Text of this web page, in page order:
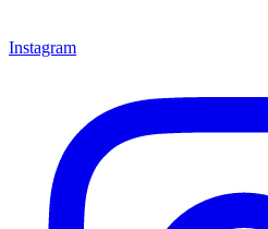
Instagram